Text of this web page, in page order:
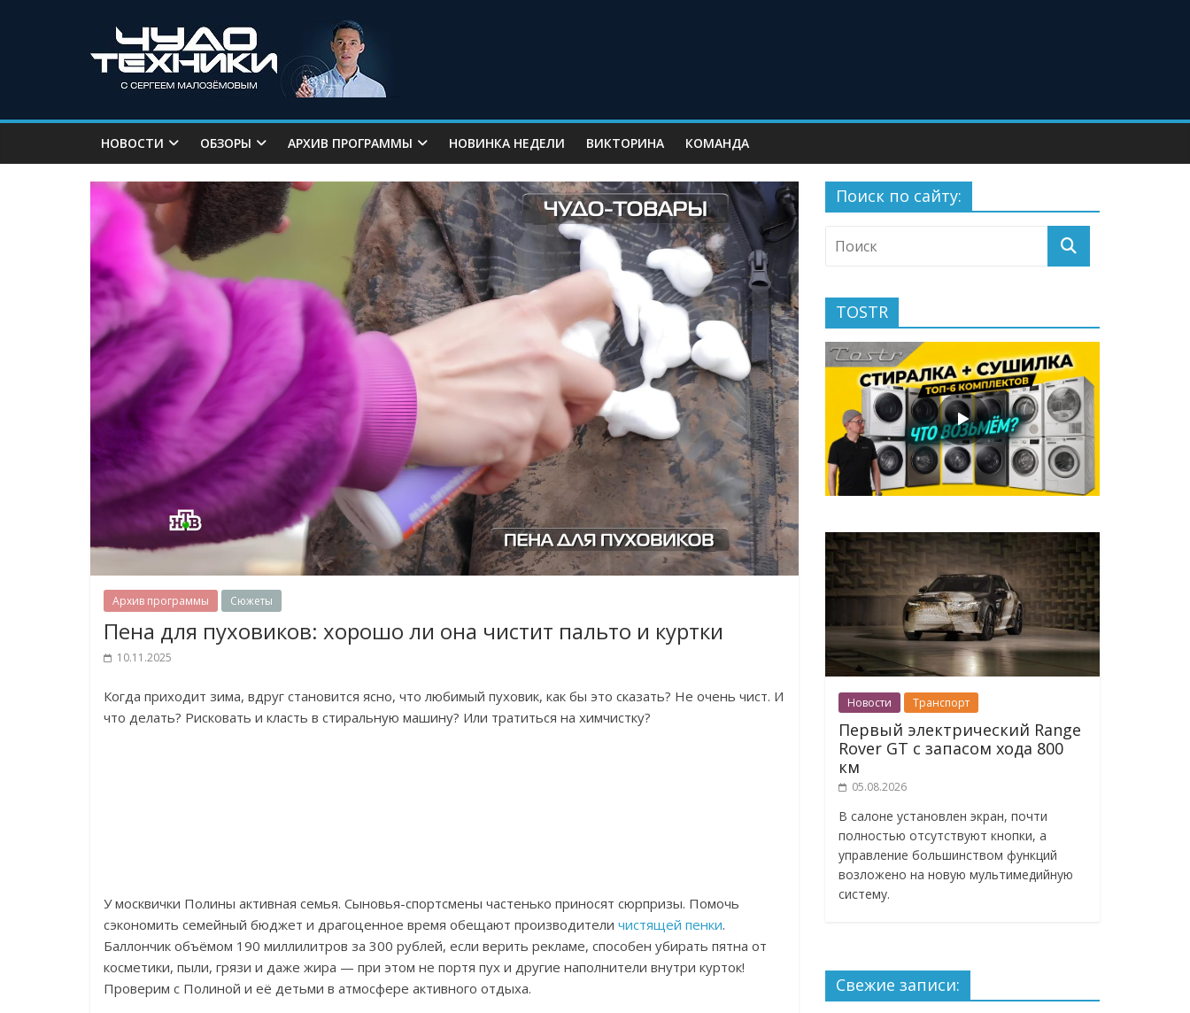
НОВОСТИ ОБЗОРЫ АРХИВ ПРОГРАММЫ НОВИНКА НЕДЕЛИ ВИКТОРИНА КОМАНДА
Архив программы Сюжеты
Пена для пуховиков: хорошо ли она чистит пальто и куртки
10.11.2025
Когда приходит зима, вдруг становится ясно, что любимый пуховик, как бы это сказать? Не очень чист. И
что делать? Рисковать и класть в стиральную машину? Или тратиться на химчистку?
У москвички Полины активная семья. Сыновья-спортсмены частенько приносят сюрпризы. Помочь
сэкономить семейный бюджет и драгоценное время обещают производители чистящей пенки.
Баллончик объёмом 190 миллилитров за 300 рублей, если верить рекламе, способен убирать пятна от
косметики, пыли, грязи и даже жира — при этом не портя пух и другие наполнители внутри курток!
Проверим с Полиной и её детьми в атмосфере активного отдыха.
Поиск по сайту:
TOSTR
Новости Транспорт
Первый электрический Range
Rover GT с запасом хода 800
км
05.08.2026
В салоне установлен экран, почти
полностью отсутствуют кнопки, а
управление большинством функций
возложено на новую мультимедийную
систему.
Свежие записи: